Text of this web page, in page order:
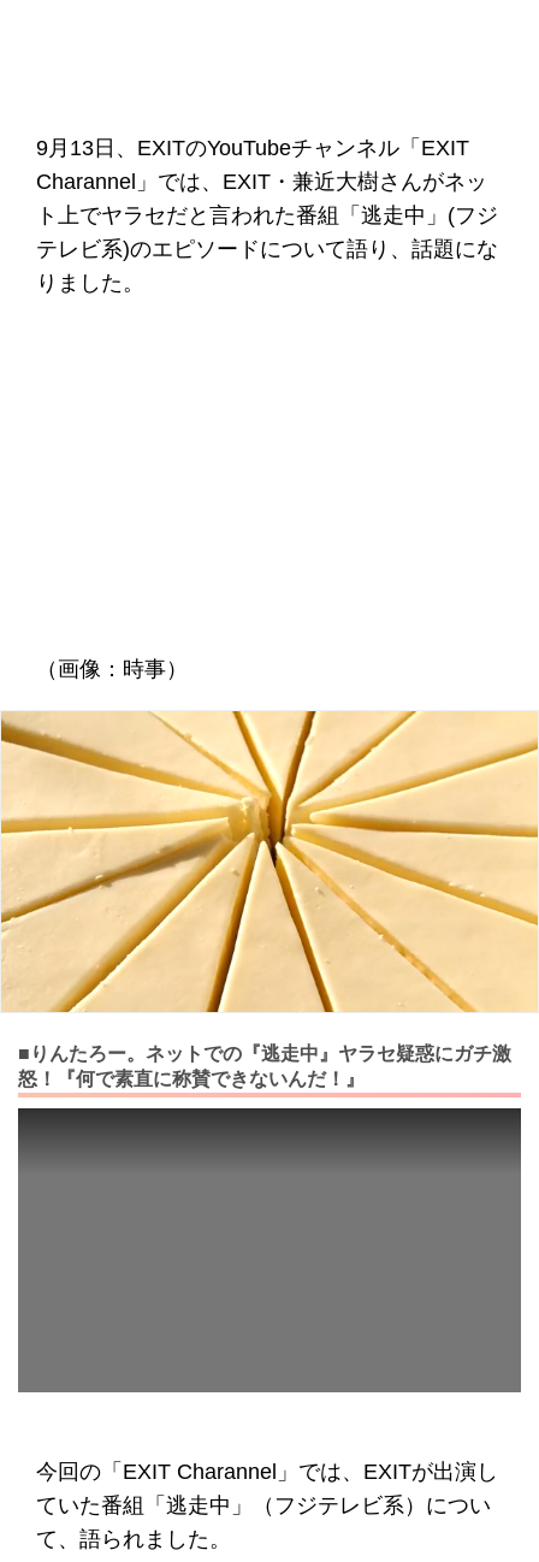
9月13日、EXITのYouTubeチャンネル「EXIT
Charannel」では、EXIT・兼近大樹さんがネッ
ト上でヤラセだと言われた番組「逃走中」(フジ
テレビ系)のエピソードについて語り、話題にな
りました。
（画像：時事）
■りんたろー。ネットでの『逃走中』ヤラセ疑惑にガチ激
怒！『何で素直に称賛できないんだ！』
今回の「EXIT Charannel」では、EXITが出演し
ていた番組「逃走中」（フジテレビ系）につい
て、語られました。